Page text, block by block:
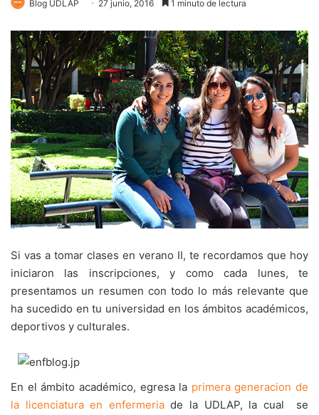
Blog UDLAP 27 junio, 2016 1 minuto de lectura
Si vas a tomar clases en verano II, te recordamos que hoy
iniciaron las inscripciones, y como cada lunes, te
presentamos un resumen con todo lo más relevante que
ha sucedido en tu universidad en los ámbitos académicos,
deportivos y culturales.
En el ámbito académico, egresa la primera generacion de
la licenciatura en enfermeriade la UDLAP, la cual se